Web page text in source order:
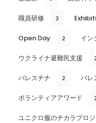
職員研修 3
Open Day 2 イン
ウクライナ避難民支援
パレスチナ 2 パレ
ボランティアアワード
ユニクロ服のチカラプロ